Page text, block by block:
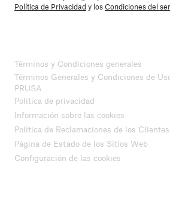
Política de Privacidady losCondiciones del
Términos y Condiciones generales
Términos Generales y Condiciones de
PRUSA
Política de privacidad
Información sobre las cookies
Política de Reclamaciones de los Clientes
Página de Estado de los Sitios Web
Configuración de las cookies